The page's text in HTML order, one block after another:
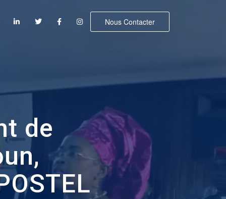
Nous Contacter
de